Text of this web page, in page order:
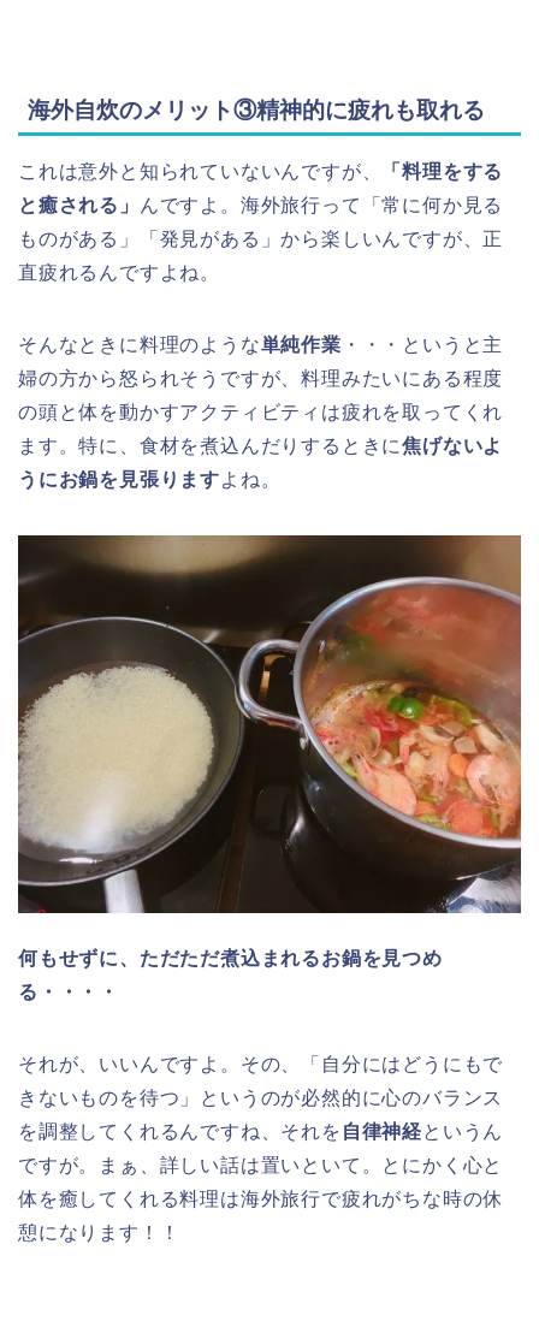
海外自炊のメリット③精神的に疲れも取れる
これは意外と知られていないんですが、
「料理をする
と癒される」
んですよ。海外旅行って「常に何か見る
ものがある」「発見がある」から楽しいんですが、正
直疲れるんですよね。
そんなときに料理のような単純作業 ・・・というと主
婦の方から怒られそうですが、料理みたいにある程度
の頭と体を動かすアクティビティは疲れを取ってくれ
ます。特に、食材を煮込んだりするときに焦げないよ
うにお鍋を見張りますよね。
何もせずに、ただただ煮込まれるお鍋を見つめ
る・・・・
それが、いいんですよ。その、「自分にはどうにもで
きないものを待つ」というのが必然的に心のバランス
を調整してくれるんですね、それを 自律神経というん
ですが。まぁ、詳しい話は置いといて。とにかく心と
体を癒してくれる料理は海外旅行で疲れがちな時の休
憩になります！！